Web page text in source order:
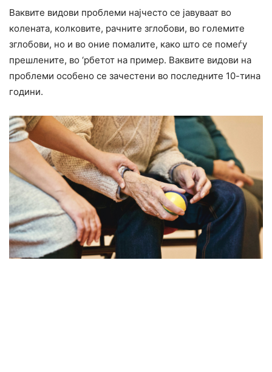
Ваквите видови проблеми најчесто се јавуваат во
колената, колковите, рачните зглобови, во големите
зглобови, но и во оние помалите, како што се помеѓу
прешлените, во ‘рбетот на пример. Ваквите видови на
проблеми особено се зачестени во последните 10-тина
години.